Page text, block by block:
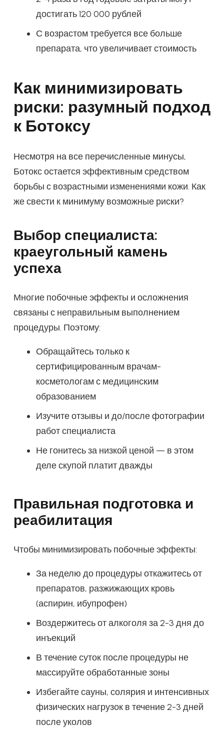
достигать 120 000 рублей
С возрастом требуется все больше
препарата, что увеличивает стоимость
Как минимизировать
риски: разумный подход
к Ботоксу
Несмотря на все перечисленные минусы,
Ботокс остается эффективным средством
борьбы с возрастными изменениями кожи. Как
же свести к минимуму возможные риски?
Выбор специалиста:
краеугольный камень
успеха
Многие побочные эффекты и осложнения
связаны с неправильным выполнением
процедуры. Поэтому:
Обращайтесь только к
сертифицированным врачам-
косметологам с медицинским
образованием
Изучите отзывы и до/после фотографии
работ специалиста
Не гонитесь за низкой ценой — в этом
деле скупой платит дважды
Правильная подготовка и
реабилитация
Чтобы минимизировать побочные эффекты:
За неделю до процедуры откажитесь от
препаратов, разжижающих кровь
(аспирин, ибупрофен)
Воздержитесь от алкоголя за 2-3 дня до
инъекций
В течение суток после процедуры не
массируйте обработанные зоны
Избегайте сауны, солярия и интенсивных
физических нагрузок в течение 2-3 дней
после уколов